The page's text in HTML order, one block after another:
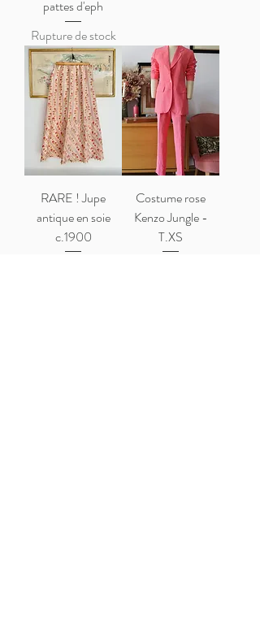
pattes d'eph
Rupture de stock
RARE ! Jupe
antique en soie
c.1900
Costume rose
Kenzo Jungle -
T.XS